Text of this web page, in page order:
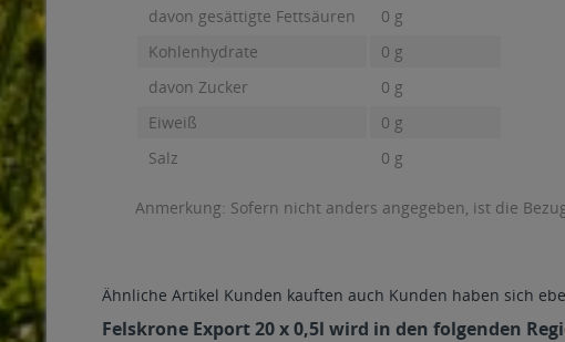
davon gesättigte Fettsäuren
0 g
Kohlenhydrate
0 g
davon Zucker
0 g
Eiweiß
0 g
Salz
0 g
Anmerkung: Sofern nicht anders angegeben, ist die
Ähnliche Artikel Kunden kauften auch Kunden haben sich
Felskrone Export 20 x 0,5l wird in den folgenden